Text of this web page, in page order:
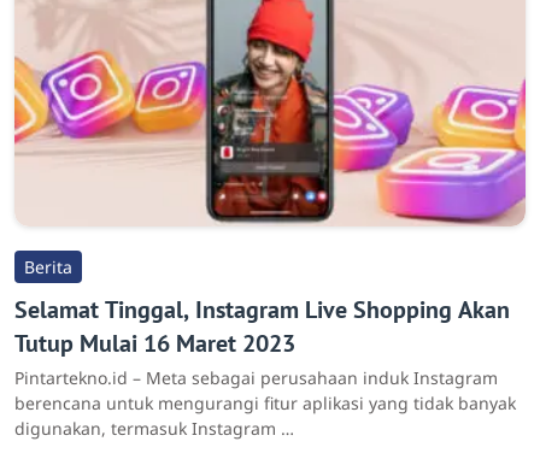
Berita
Selamat Tinggal, Instagram Live Shopping Akan
Tutup Mulai 16 Maret 2023
Pintartekno.id – Meta sebagai perusahaan induk Instagram
berencana untuk mengurangi fitur aplikasi yang tidak banyak
digunakan, termasuk Instagram …